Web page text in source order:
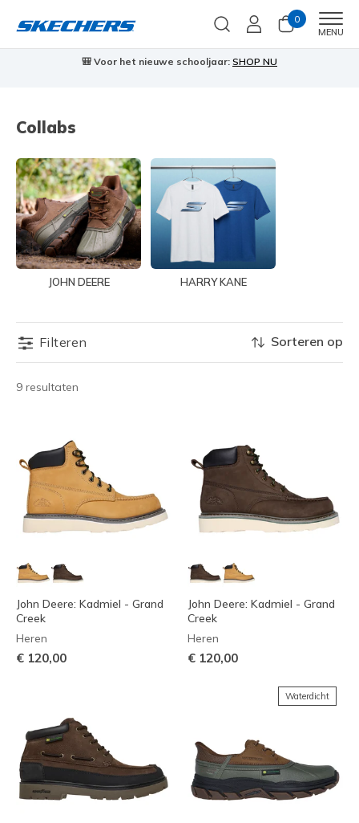
0
MENU
🎒 Voor het nieuwe schooljaar: SHOP NU
Collabs
JOHN DEERE HARRY KANE
Filteren
9 resultaten
Sorteren op
John Deere: Kadmiel - Grand
Creek
Heren
€ 120,00
John Deere: Kadmiel - Grand
Creek
Heren
€ 120,00
Waterdicht